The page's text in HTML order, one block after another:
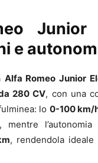
Junior
e
Alfa Romeo Junior
280 CV, con una
lo 0-100 km/
, mentre
, rendendola